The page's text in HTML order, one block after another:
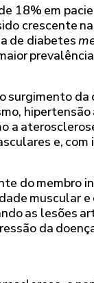
18% em
crescente
de diabetes
surgimento
a
e,
do membro
muscular
as lesões
da